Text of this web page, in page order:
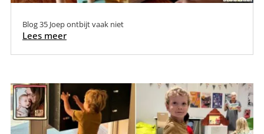
Blog 35 Joep ontbijt vaak niet
Lees meer